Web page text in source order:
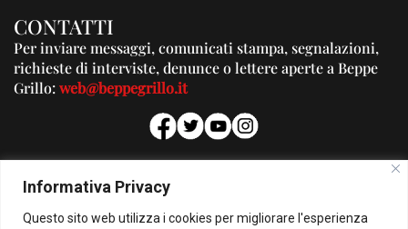
Informativa Privacy
Questo sito web utilizza i cookies per migliorare l'esperienza
CONTATTI
Per inviare messaggi, comunicati stampa, segnalazioni,
richieste di interviste, denunce o lettere aperte a Beppe
Grillo:web@beppegrillo.it
PUBBLICITA'
Per la tua pubblicità su questo Blog:
pubblicita@beppegrillo.it